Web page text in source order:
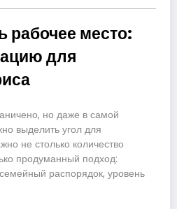
рабочее место:
для
но даже в самой
выделить угол для
не столько количество
продуманный подход:
распорядок, уровень